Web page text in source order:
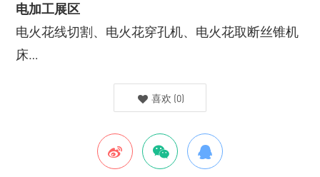
电加工展区
电火花线切割、电火花穿孔机、电火花取断丝锥机
床…
喜欢 (0)